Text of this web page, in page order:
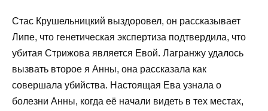
Стас Крушельницкий выздоровел, он рассказывает
Липе, что генетическая экспертиза подтвердила, что
убитая Стрижова является Евой. Лагранжу удалось
вызвать второе я Анны, она рассказала как
совершала убийства. Настоящая Ева узнала о
болезни Анны, когда её начали видеть в тех местах,